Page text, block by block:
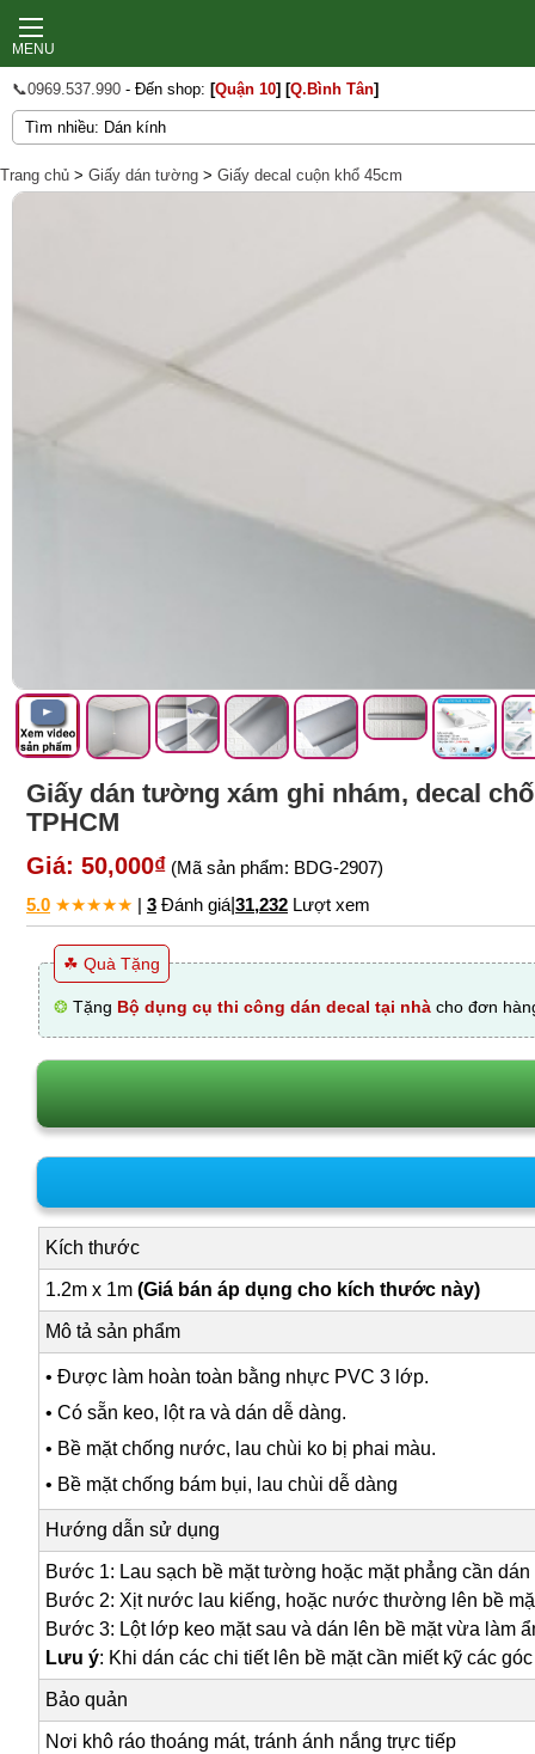
MENU
📞0969.537.990 - Đến shop: [Quận 10] [Q.Bình Tân]
Trang chủ > Giấy dán tường > Giấy decal cuộn khổ 45cm
Giấy dán tường xám ghi nhám, decal
TPHCM
Giá: 50,000₫ (Mã sản phẩm: BDG-2907)
5.0 ★★★★★ | 3 Đánh giá 31,232 Lượt xem
☘ Quà Tặng
❂ Tặng Bộ dụng cụ thi công dán decal tại nhà cho đơn
Kích thước
1.2m x 1m (Giá bán áp dụng cho kích thước này)
Mô tả sản phẩm
• Được làm hoàn toàn bằng nhực PVC 3 lớp.
• Có sẵn keo, lột ra và dán dễ dàng.
• Bề mặt chống nước, lau chùi ko bị phai màu.
• Bề mặt chống bám bụi, lau chùi dễ dàng
Hướng dẫn sử dụng
Bước 1: Lau sạch bề mặt tường hoặc mặt phẳng cần dán
Bước 2: Xịt nước lau kiếng, hoặc nước thường lên bề
Bước 3: Lột lớp keo mặt sau và dán lên bề mặt vừa làm
Lưu ý: Khi dán các chi tiết lên bề mặt cần miết kỹ các
Bảo quản
Nơi khô ráo thoáng mát, tránh ánh nắng trực tiếp